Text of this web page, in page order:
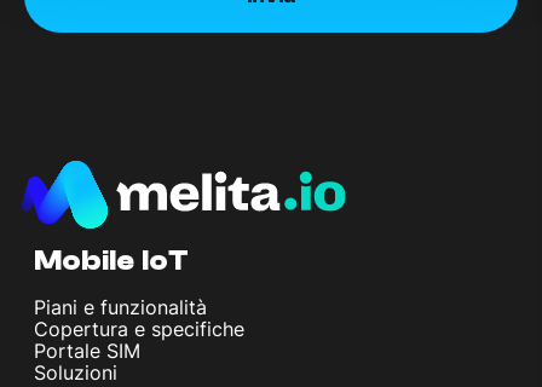
Mobile IoT
Piani e funzionalità
Copertura e specifiche
Portale SIM
Soluzioni